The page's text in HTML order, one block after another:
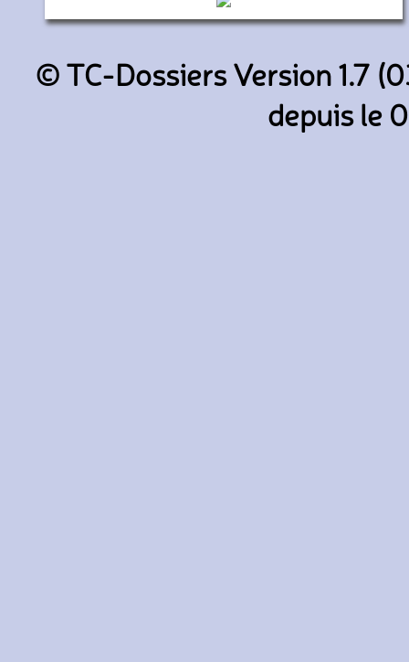
334 (Keolis Amiens)
© TC-Dossiers Version 1.7
depuis le